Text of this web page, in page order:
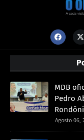
MDB
Pedro
Agosto 06,